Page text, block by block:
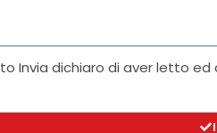
Invia dichiaro di aver letto